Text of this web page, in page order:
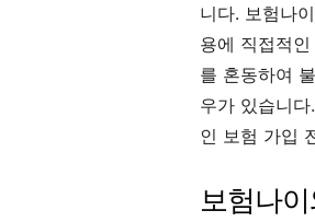
니다. 보험나
용에 직접적
를 혼동하여
우가 있습니
인 보험 가입
보험나